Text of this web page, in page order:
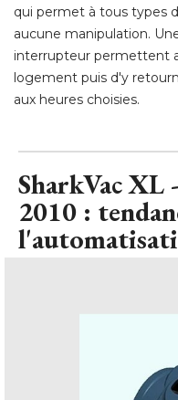
qui permet à tous types
aucune manipulation.
interrupteur permettent
logement puis d'y
aux heures choisies.
SharkVac XL
2010 :